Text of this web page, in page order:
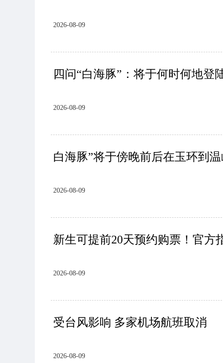
2026-08-09
四问“白海豚”：将于何时何地登
2026-08-09
白海豚”将于傍晚前后在玉环到
2026-08-09
新生可提前20天预约购票！官方
2026-08-09
受台风影响 多家机场航班取消
2026-08-09